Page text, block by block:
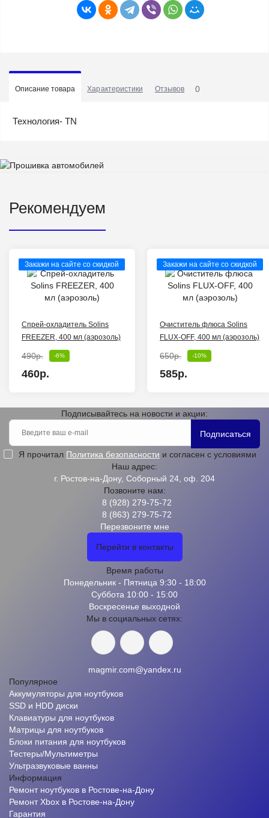
Описание товара Характеристики Отзывов 0
Технология- TN
Рекомендуем
Закажи на сайте со скидкой
Спрей-охладитель Solins
FREEZER, 400 мл (аэрозоль)
490р. -6%
460р.
Закажи на сайте со скидкой
Очиститель флюса Solins
FLUX-OFF, 400 мл (аэрозоль)
650р. -10%
585р.
Подписывайтесь на новости и акции:
Подписаться
Я прочитал Политика безопасности и согласен с условиями
Наш адрес:
г. Ростов-на-Дону, Соборный 24, оф. 204
Позвоните нам:
8 (928) 279-75-72
8 (863) 279-75-72
Перезвоните мне
Перейти в контакты
Время работы
Понедельник - Пятница 9:30 - 18:00
Суббота 10:00 - 15:00
Воскресенье выходной
Мы в социальных сетях:
magmir.com@yandex.ru
Популярное
Аккумуляторы для ноутбуков
SSD и HDD диски
Клавиатуры для ноутбуков
Матрицы для ноутбуков
Блоки питания для ноутбуков
Тестеры/Мультиметры
Ультразвуковые ванны
Информация
Ремонт ноутбуков в Ростове-на-Дону
Ремонт Xbox в Ростове-на-Дону
Гарантия